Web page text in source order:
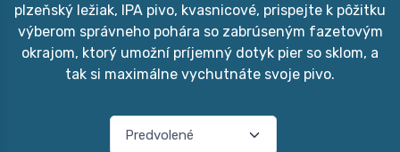
plzeňský ležiak, IPA pivo, kvasnicové, prispejte k pôžitku
výberom správneho pohára so zabrúseným fazetovým
okrajom, ktorý umožní príjemný dotyk pier so sklom, a
tak si maximálne vychutnáte svoje pivo.